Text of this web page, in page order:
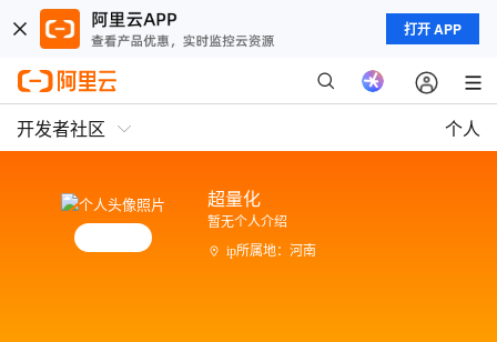
打开 APP
开发者社区 个人
超量化
暂无个人介绍
ip所属地：河南